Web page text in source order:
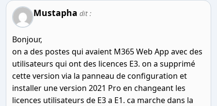
Mustapha dit :
Bonjour,
on a des postes qui avaient M365 Web App avec des
utilisateurs qui ont des licences E3. on a supprimé
cette version via la panneau de configuration et
installer une version 2021 Pro en changeant les
licences utilisateurs de E3 a E1. ca marche dans la